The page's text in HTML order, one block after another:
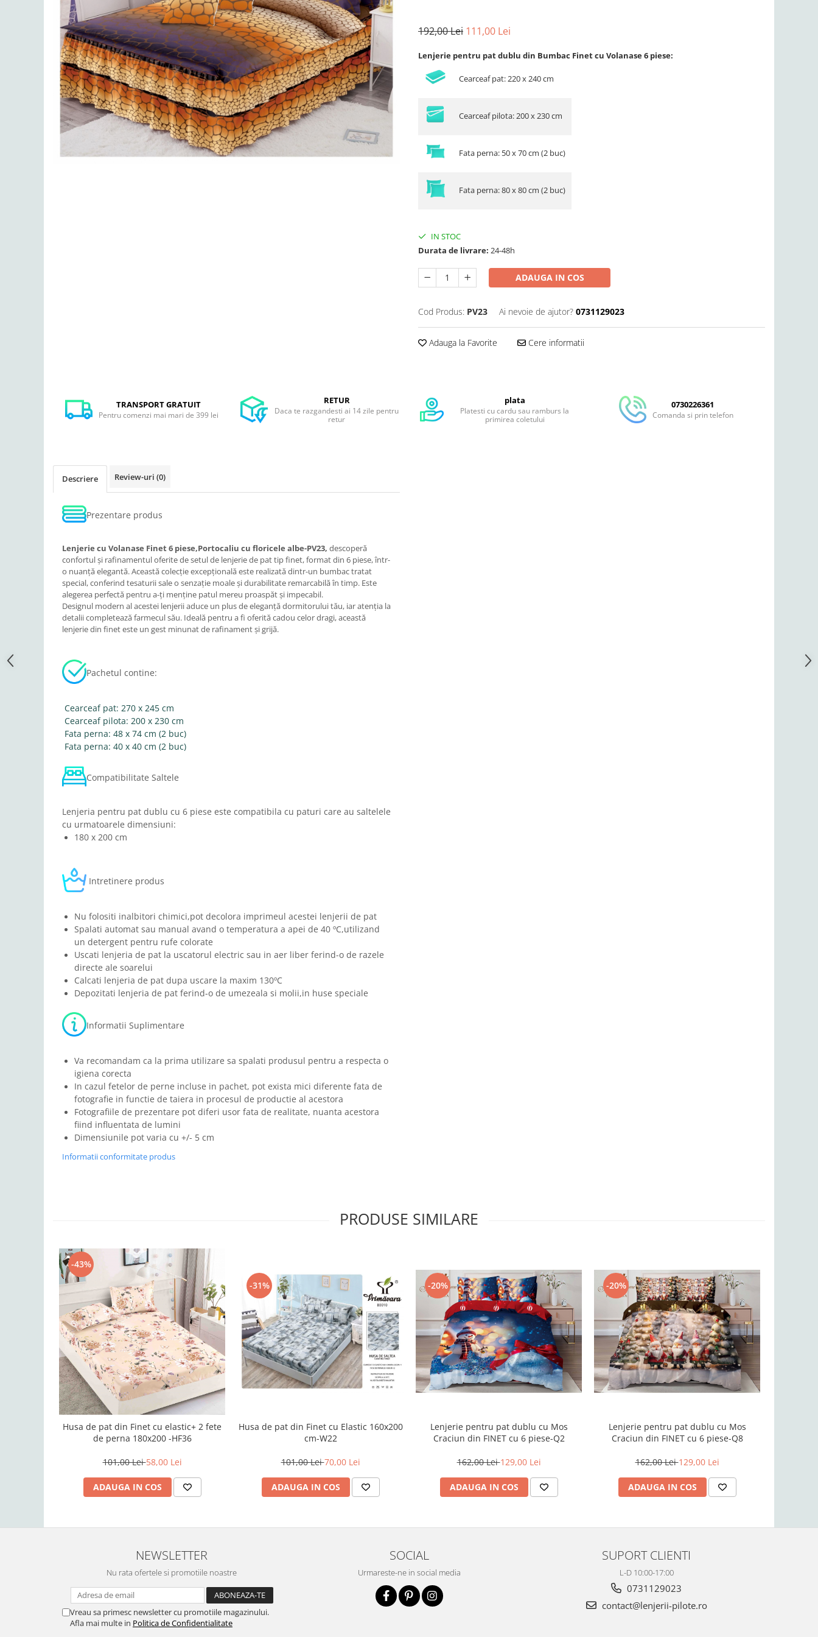
Lenjerii de pat Bumbac 100%
Lenjerii de pat Cocolino
Lenjerii de pat Finet + 2 Draperii
Lenjerii de pat Saten 4 piese cu
192,00 Lei 111,00 Lei
Lenjerie pentru pat dublu din Bumbac Finet cu Volanase 6 piese:
Cearceaf pat: 220 x 240 cm
Cearceaf pilota: 200 x 230 cm
Fata perna: 50 x 70 cm (2 buc)
Fata perna: 80 x 80 cm (2 buc)
IN STOC
Durata de livrare: 24-48h
ADAUGA IN COS
Cod Produs: PV23 Ai nevoie de ajutor? 0731129023
Adauga la Favorite Cere informatii
TRANSPORT GRATUIT
Pentru comenzi mai mari de 399 lei
RETUR
Daca te razgandesti ai 14 zile pentru
retur
plata
Platesti cu cardu sau ramburs la
primirea coletului
0730226361
Comanda si prin telefon
Descriere Review-uri (0)
Prezentare produs
Lenjerie cu Volanase Finet 6 piese,Portocaliu cu floricele albe-PV23, descoperă
confortul și rafinamentul oferite de setul de lenjerie de pat tip finet, format din 6 piese, într-
o nuanță elegantă. Această colecție excepțională este realizată dintr-un bumbac tratat
special, conferind tesaturii sale o senzație moale și durabilitate remarcabilă în timp. Este
alegerea perfectă pentru a-ți menține patul mereu proaspăt și impecabil.
Designul modern al acestei lenjerii aduce un plus de eleganță dormitorului tău, iar atenția la
detalii completează farmecul său. Ideală pentru a fi oferită cadou celor dragi, această
lenjerie din finet este un gest minunat de rafinament și grijă.
Pachetul contine:
Cearceaf pat: 270 x 245 cm
Cearceaf pilota: 200 x 230 cm
Fata perna: 48 x 74 cm (2 buc)
Fata perna: 40 x 40 cm (2 buc)
Compatibilitate Saltele
Lenjeria pentru pat dublu cu 6 piese este compatibila cu paturi care au saltelele
cu urmatoarele dimensiuni:
180 x 200 cm
Intretinere produs
Nu folositi inalbitori chimici,pot decolora imprimeul acestei lenjerii de pat
Spalati automat sau manual avand o temperatura a apei de 40 ºC,utilizand
un detergent pentru rufe colorate
Uscati lenjeria de pat la uscatorul electric sau in aer liber ferind-o de razele
directe ale soarelui
Calcati lenjeria de pat dupa uscare la maxim 130ºC
Depozitati lenjeria de pat ferind-o de umezeala si molii,in huse speciale
Informatii Suplimentare
Va recomandam ca la prima utilizare sa spalati produsul pentru a respecta o
igiena corecta
In cazul fetelor de perne incluse in pachet, pot exista mici diferente fata de
fotografie in functie de taiera in procesul de productie al acestora
Fotografiile de prezentare pot diferi usor fata de realitate, nuanta acestora
fiind influentata de lumini
Dimensiunile pot varia cu +/- 5 cm
Informatii conformitate produs
PRODUSE SIMILARE
-43%
Husa de pat din Finet cu elastic+ 2 fete
de perna 180x200 -HF36
101,00 Lei58,00 Lei
ADAUGA IN COS
-31%
Husa de pat din Finet cu Elastic 160x200
cm-W22
101,00 Lei70,00 Lei
ADAUGA IN COS
-20%
Lenjerie pentru pat dublu cu Mos
Craciun din FINET cu 6 piese-Q2
162,00 Lei129,00 Lei
ADAUGA IN COS
-20%
Lenjerie pentru pat dublu cu Mos
Craciun din FINET cu 6 piese-Q8
162,00 Lei129,00 Lei
ADAUGA IN COS
NEWSLETTER
Nu rata ofertele si promotiile noastre
Vreau sa primesc newsletter cu promotiile magazinului.
Afla mai multe in Politica de Confidentialitate
SOCIAL
Urmareste-ne in social media
SUPORT CLIENTI
L-D 10:00-17:00
0731129023
contact@lenjerii-pilote.ro